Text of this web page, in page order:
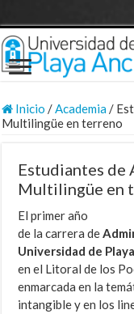
Inicio /Academia/
Multilingüe en terreno
Estudiantes
Multilingüe en
El primer año
de la carrera de
Universidad de
en el Litoral de los
enmarcada en la
intangible y en los